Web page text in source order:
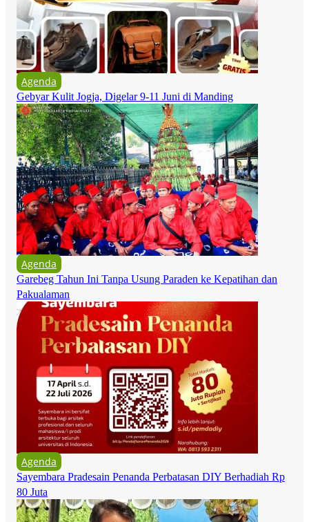
Agenda
Gebyar Kulit Jogja, Digelar 9-11 Juni di Manding
Agenda
Garebeg Tahun Ini Tanpa Usung Paraden ke Kepatihan dan
Pakualaman
Agenda
Sayembara Pradesain Penanda Perbatasan DIY Berhadiah Rp
80 Juta